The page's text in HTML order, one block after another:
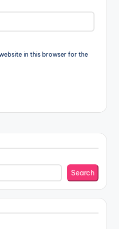
in this browser for the
Search